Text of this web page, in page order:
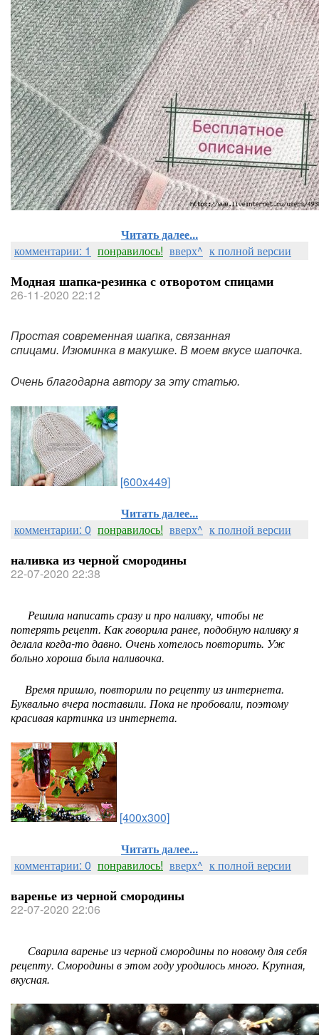
Читать далее...
комментарии: 1 понравилось! вверх^ к полной версии
Модная шапка-резинка с отворотом спицами
26-11-2020 22:12
Простая современная шапка, связанная
спицами. Изюминка в макушке. В моем вкусе шапочка.
Очень благодарна автору за эту статью.
[600x449]
Читать далее...
комментарии: 0 понравилось! вверх^ к полной версии
наливка из черной смородины
22-07-2020 22:38
Решила написать сразу и про наливку, чтобы не
потерять рецепт. Как говорила ранее, подобную наливку я
делала когда-то давно. Очень хотелось повторить. Уж
больно хороша была наливочка.
Время пришло, повторили по рецепту из интернета.
Буквально вчера поставили. Пока не пробовали, поэтому
красивая картинка из интернета.
[400x300]
Читать далее...
комментарии: 0 понравилось! вверх^ к полной версии
варенье из черной смородины
22-07-2020 22:06
Сварила варенье из черной смородины по новому для себя
рецепту. Смородины в этом году уродилось много. Крупная,
вкусная.